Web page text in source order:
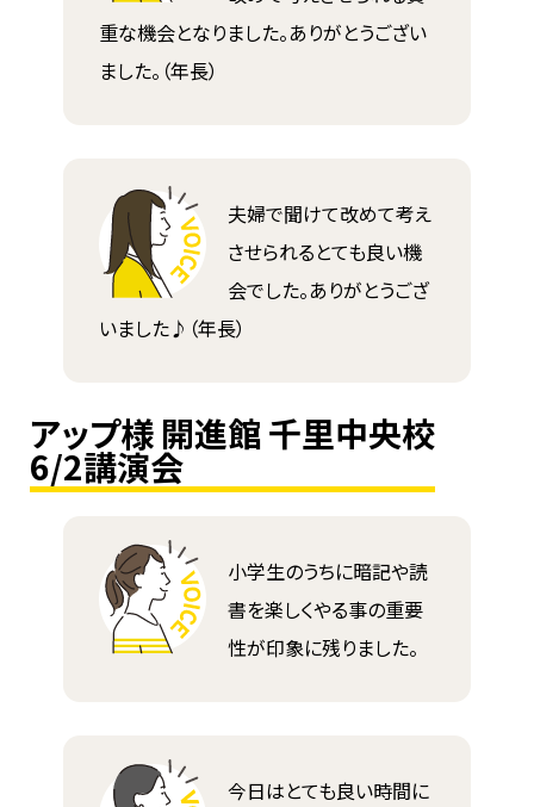
重な機会となりました。ありがとうござい
ました。（年長）
夫婦で聞けて改めて考え
させられるとても良い機
会でした。ありがとうござ
いました♪（年長）
アップ様 開進館 千里中央校
6/2講演会
小学生のうちに暗記や読
書を楽しくやる事の重要
性が印象に残りました。
今日はとても良い時間に